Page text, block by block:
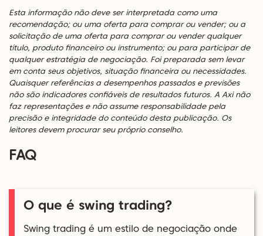
Esta informação não deve ser interpretada como uma
recomendação; ou uma oferta para comprar ou vender; ou a
solicitação de uma oferta para comprar ou vender qualquer
título, produto financeiro ou instrumento; ou para participar de
qualquer estratégia de negociação. Foi preparada sem levar
em conta seus objetivos, situação financeira ou necessidades.
Quaisquer referências a desempenhos passados e previsões
não são indicadores confiáveis de resultados futuros. A Axi não
faz representações e não assume responsabilidade pela
precisão e integridade do conteúdo desta publicação. Os
leitores devem procurar seu próprio conselho.
FAQ
O que é swing trading?
Swing trading é um estilo de negociação onde